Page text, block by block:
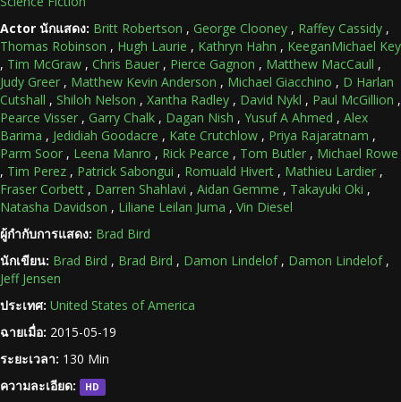
Actor นักแสดง: Britt Robertson , George Clooney , Raffey Cassidy ,
Thomas Robinson , Hugh Laurie , Kathryn Hahn , KeeganMichael Key
, Tim McGraw , Chris Bauer , Pierce Gagnon , Matthew MacCaull ,
Judy Greer , Matthew Kevin Anderson , Michael Giacchino , D Harlan
Cutshall , Shiloh Nelson , Xantha Radley , David Nykl , Paul McGillion ,
Pearce Visser , Garry Chalk , Dagan Nish , Yusuf A Ahmed , Alex
Barima , Jedidiah Goodacre , Kate Crutchlow , Priya Rajaratnam ,
Parm Soor , Leena Manro , Rick Pearce , Tom Butler , Michael Rowe
, Tim Perez , Patrick Sabongui , Romuald Hivert , Mathieu Lardier ,
Fraser Corbett , Darren Shahlavi , Aidan Gemme , Takayuki Oki ,
Natasha Davidson , Liliane Leilan Juma , Vin Diesel
ผู้กำกับการแสดง: Brad Bird
นักเขียน: Brad Bird , Brad Bird , Damon Lindelof, Damon Lindelof,
Jeff Jensen
ประเทศ: United States of America
ฉายเมื่อ: 2015-05-19
ระยะเวลา: 130 Min
ความละเอียด:
HD